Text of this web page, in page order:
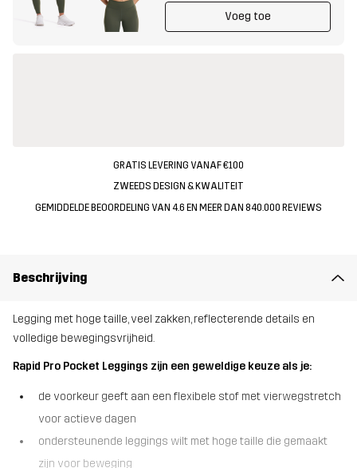
Voeg toe
GRATIS LEVERING VANAF €100
ZWEEDS DESIGN & KWALITEIT
GEMIDDELDE BEOORDELING VAN 4.6 EN MEER DAN 840.000 REVIEWS
Beschrijving
Legging met hoge taille, veel zakken, reflecterende details en
volledige bewegingsvrijheid.
Rapid Pro Pocket Leggings zijn een geweldige keuze als je:
de voorkeur geeft aan een flexibele stof met vierwegstretch
voor actieve dagen
ondersteunende leggings wilt met hoge taille die gemaakt
zijn voor beweging